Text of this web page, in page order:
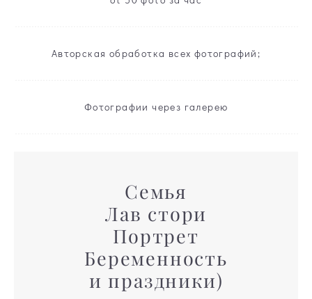
Авторская обработка всех фотографий;
Фотографии через галерею
Семья
Лав стори
Портрет
Беременность
и праздники)